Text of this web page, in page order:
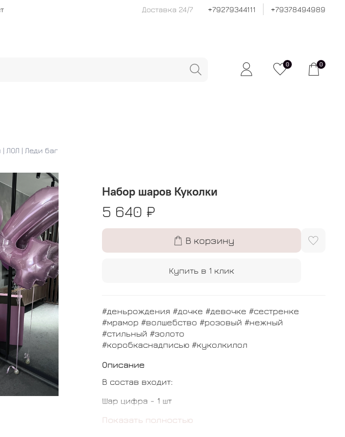
Доставка 24/7 +79279344111 +79378494989
0 0
ЛОЛ | Леди баг
Набор шаров Куколки
5 640 ₽
В корзину
Купить в 1 клик
#деньрождения #дочке #девочке #сестренке
#мрамор #волшебство #розовый #нежный
#стильный #золото
#коробкаснадписью #куколкилол
Описание
В состав входит:
Шар цифра - 1 шт
Шар сердце лол - 1 шт
Показать полностью